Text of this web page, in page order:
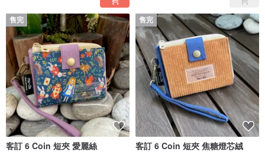
售完
客訂 6 Coin 短夾 愛麗絲
售完
客訂 6 Coin 短夾 焦糖燈芯絨